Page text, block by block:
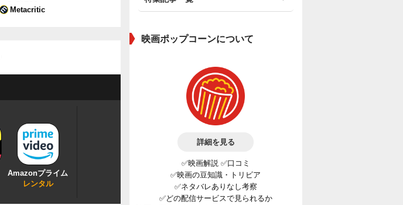
Metacritic
Amazonプライム
レンタル
映画ポップコーンについて
詳細を見る
✅映画解説 ✅口コミ
✅映画の豆知識・トリビア
✅ネタバレありなし考察
✅どの配信サービスで見られるか